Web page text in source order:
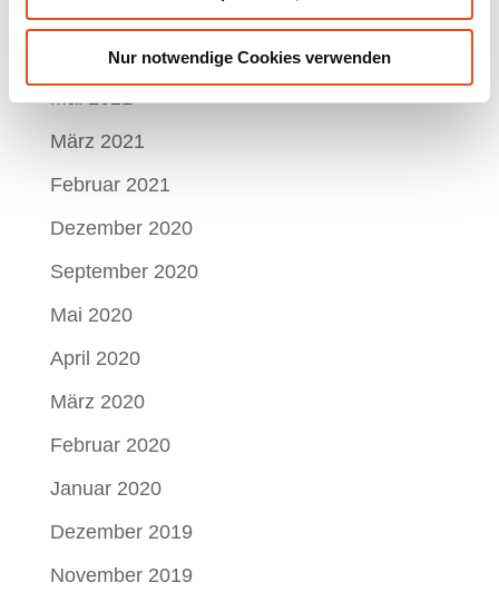
Nur notwendige Cookies verwenden
Juni 2021
Mai 2021
März 2021
Februar 2021
Dezember 2020
September 2020
Mai 2020
April 2020
März 2020
Februar 2020
Januar 2020
Dezember 2019
November 2019